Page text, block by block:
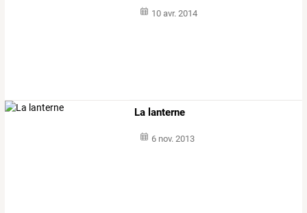
10 avr. 2014
La lanterne
6 nov. 2013